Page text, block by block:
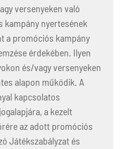
versenyeken való
kampány nyertesének
a promóciós kampány
érdekében. Ilyen
és/vagy versenyeken
alapon működik. A
kapcsolatos
a kezelt
az adott promóciós
Játékszabályzat és